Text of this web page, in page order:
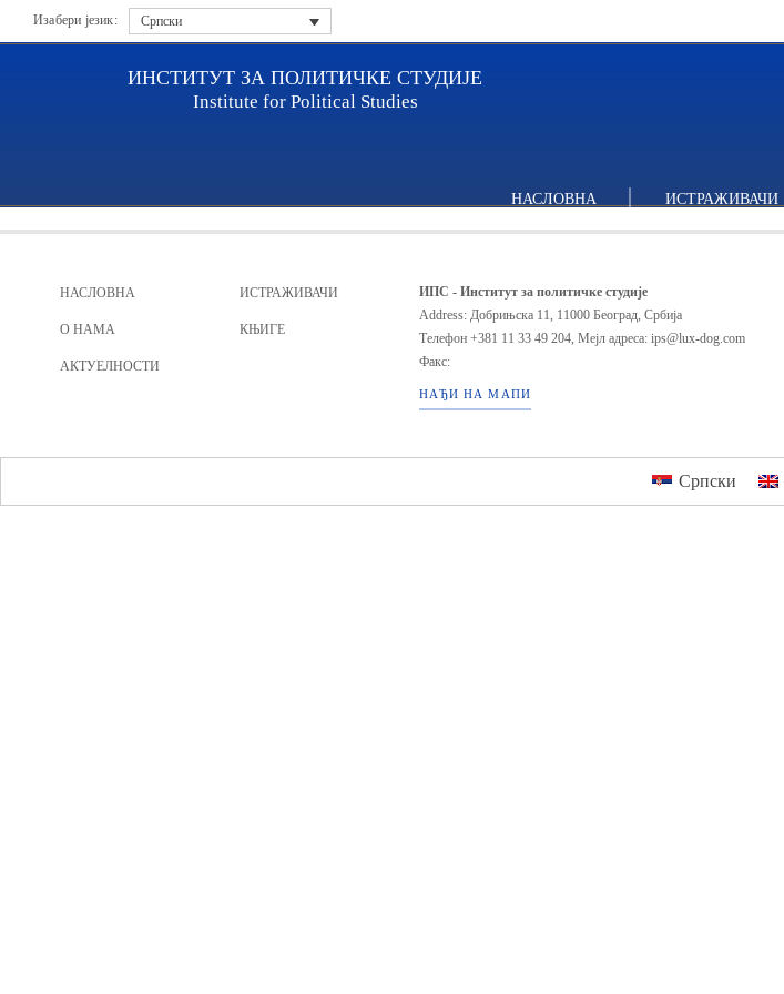
Изабери језик: Српски
ИНСТИТУТ ЗА ПОЛИТИЧКЕ СТУДИЈЕ
Institute for Political Studies
НАСЛОВНА ИСТРАЖИВАЧИ
НАСЛОВНА
О НАМА
АКТУЕЛНОСТИ
ИСТРАЖИВАЧИ
КЊИГЕ
ИПС - Институт за политичке студије
Address: Добрињска 11, 11000 Београд, Србија
Телефон +381 11 33 49 204, Мејл адреса: ips@lux-dog.com
Факс:
НАЂИ НА МАПИ
Српски